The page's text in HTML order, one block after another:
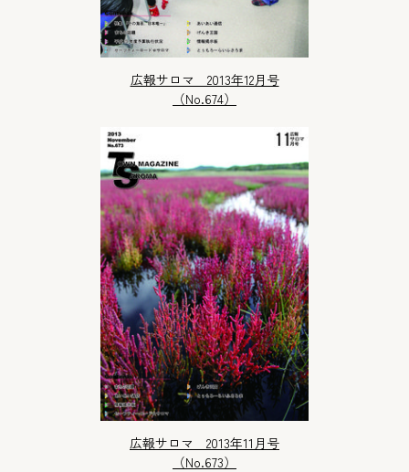
広報サロマ 2013年12月号
（No.674）
広報サロマ 2013年11月号
（No.673）